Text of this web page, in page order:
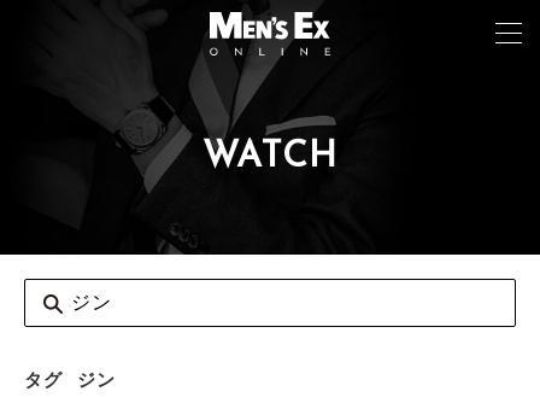
WATCH
タグ ジン
CAR&BIKE
LIFESTYLE